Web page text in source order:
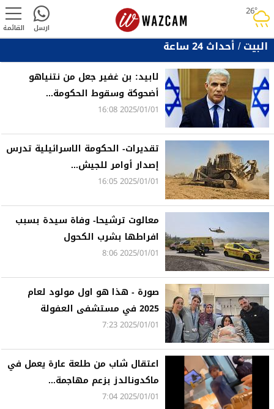
26°rainy القائمة ارسل
البيت/أحداث 24 ساعة
لابيد: بن غفير جعل من نتنياهو
أضحوكة وسقوط الحكومة...
2025/01/01 16:08
تقديرات- الحكومة الاسرائيلية تدرس
إصدار أوامر للجيش...
2025/01/01 16:05
معالوت ترشيحا- وفاة سيدة بسبب
افراطها بشرب الكحول
2025/01/01 8:06
صورة - هذا هو اول مولود لعام
2025 في مستشفى العفولة
2025/01/01 7:23
اعتقال شاب من طلعة عارة يعمل في
ماكدونالدز بزعم مهاجمة...
2025/01/01 7:04